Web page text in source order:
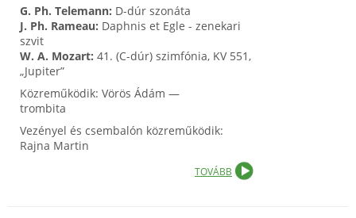
G. Ph. Telemann: D-dúr szonáta
J. Ph. Rameau: Daphnis et Egle - zenekari
szvit
W. A. Mozart: 41. (C-dúr) szimfónia, KV 551,
„Jupiter”
Közreműködik: Vörös Ádám —
trombita
Vezényel és csembalón közreműködik:
Rajna Martin
TOVÁBB